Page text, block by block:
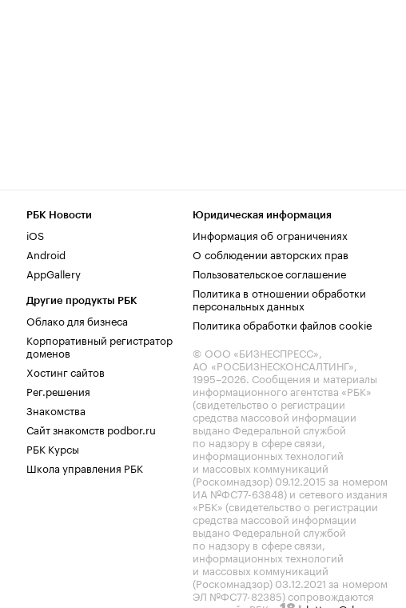
РБК Новости
iOS
Android
AppGallery
Другие продукты РБК
Облако для бизнеса
Корпоративный регистратор
доменов
Хостинг сайтов
Рег.решения
Знакомства
Сайт знакомств podbor.ru
РБК Курсы
Школа управления РБК
Юридическая информация
Информация об ограничениях
О соблюдении авторских прав
Пользовательское соглашение
Политика в отношении обработки
персональных данных
Политика обработки файлов cookie
© ООО «БИЗНЕСПРЕСС»,
АО «РОСБИЗНЕСКОНСАЛТИНГ»,
1995–2026. Сообщения и материалы
информационного агентства «РБК»
(свидетельство о регистрации
средства массовой информации
выдано Федеральной службой
по надзору в сфере связи,
информационных технологий
и массовых коммуникаций
(Роскомнадзор) 09.12.2015 за номером
ИА №ФС77-63848) и сетевого издания
«РБК» (свидетельство о регистрации
средства массовой информации
выдано Федеральной службой
по надзору в сфере связи,
информационных технологий
и массовых коммуникаций
(Роскомнадзор) 03.12.2021 за номером
ЭЛ №ФС77-82385) сопровождаются